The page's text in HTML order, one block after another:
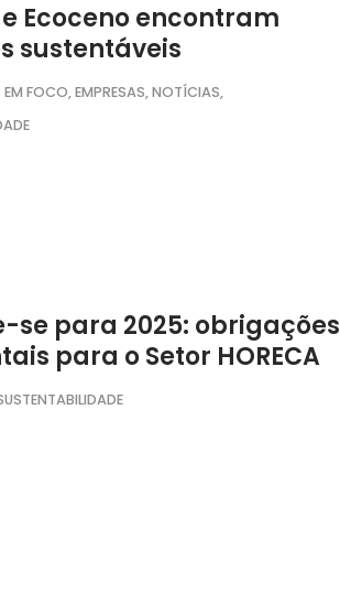
e Ecoceno encontram
sustentáveis
EM FOCO,EMPRESAS,NOTÍCIAS,
se para 2025: obrigações
para o Setor HORECA